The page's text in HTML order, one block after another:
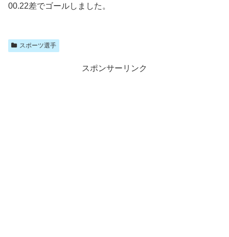
00.22差でゴールしました。
スポーツ選手
スポンサーリンク